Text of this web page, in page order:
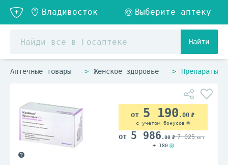
Найти
Аптечные товары Женское здоровье Препараты
5 190 .00
с учетом бонусов
5 986 .00 7 025.00
+ 180